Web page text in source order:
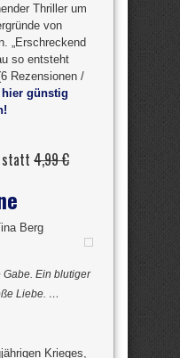
Thriller um
von
„Erschreckend
so entsteht
Rezensionen /
hier günstig
statt 4,99 €
Berg
Ein blutiger
Liebe. …
Krieges,